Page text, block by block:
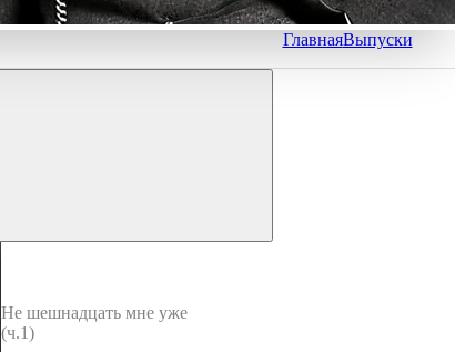
ГлавнаяВыпуски
Не шешнадцать мне уже
(ч.1)